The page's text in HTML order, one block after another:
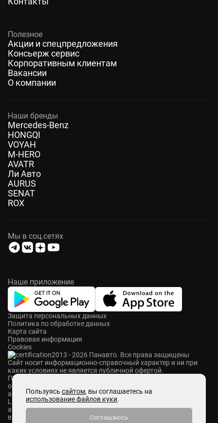
Полезное
Акции и спецпредложения
Консьерж сервис
Корпоративным клиентам
Вакансии
О компании
Наши бренды
Mercedes-Benz
HONGQI
VOYAH
M-HERO
AVATR
Ли Авто
AURUS
SENAT
ROX
Мы в соц.сетях
Наше приложение
2013 - 2026 Панавто. Все права защищены
Cайт носит информационно-справочный характер и ни при
каких условиях не является публичной офертой.
Защита персональных данных
Политика по обработке данных
Карта сайта
Правовая информация
Cookies
ПАНАВТО — сеть премиальных автосалонов в Москве. Мы
осуществляем продажу и сервисное обслуживание
автомобилей Mercedes-Benz, Voyah, Aurus, Hongqi, Avatr,
Lixiang, M-Hero, ROX и Zeekr. Также у нас представлены
автомобили с пробегом абсолютно разных брендов. Мы
выкупаем автомобили любых марок, ставим на комиссию и
Пользуясь сайтом, вы соглашаетесь на
использование файлов куки.
Соглашаюсь